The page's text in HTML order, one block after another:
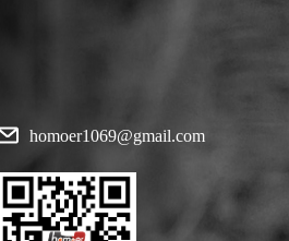
homoer1069@gmail.com